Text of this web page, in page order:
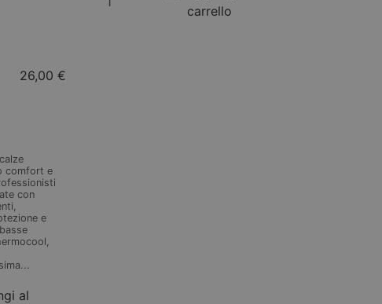
26,00 €
comfort e
con
e
al
carrello